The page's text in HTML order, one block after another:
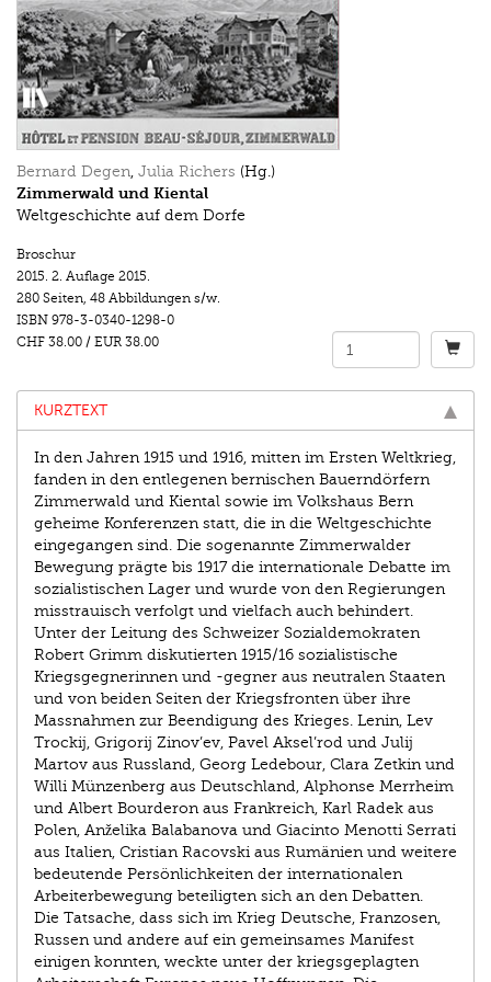
Bernard Degen, Julia Richers (Hg.)
Zimmerwald und Kiental
Weltgeschichte auf dem Dorfe
Broschur
2015. 2. Auflage 2015.
280 Seiten, 48 Abbildungen s/w.
ISBN 978-3-0340-1298-0
CHF 38.00 / EUR 38.00
KURZTEXT
In den Jahren 1915 und 1916, mitten im Ersten Weltkrieg,
fanden in den entlegenen bernischen Bauerndörfern
Zimmerwald und Kiental sowie im Volkshaus Bern
geheime Konferenzen statt, die in die Weltgeschichte
eingegangen sind. Die sogenannte Zimmerwalder
Bewegung prägte bis 1917 die internationale Debatte im
sozialistischen Lager und wurde von den Regierungen
misstrauisch verfolgt und vielfach auch behindert.
Unter der Leitung des Schweizer Sozialdemokraten
Robert Grimm diskutierten 1915/16 sozialistische
Kriegsgegnerinnen und -gegner aus neutralen Staaten
und von beiden Seiten der Kriegsfronten über ihre
Massnahmen zur Beendigung des Krieges. Lenin, Lev
Trockij, Grigorij Zinov’ev, Pavel Aksel’rod und Julij
Martov aus Russland, Georg Ledebour, Clara Zetkin und
Willi Münzenberg aus Deutschland, Alphonse Merrheim
und Albert Bourderon aus Frankreich, Karl Radek aus
Polen, Anželika Balabanova und Giacinto Menotti Serrati
aus Italien, Cristian Racovski aus Rumänien und weitere
bedeutende Persönlichkeiten der internationalen
Arbeiterbewegung beteiligten sich an den Debatten.
Die Tatsache, dass sich im Krieg Deutsche, Franzosen,
Russen und andere auf ein gemeinsames Manifest
einigen konnten, weckte unter der kriegsgeplagten